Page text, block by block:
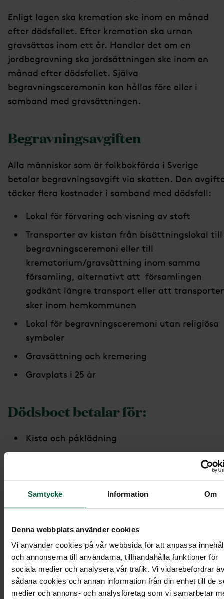
Samtycke Information Om
Denna webbplats använder cookies
Vi använder cookies på vår webbsida för att anpassa
och annonserna till användarna, tillhandahålla funktioner för
sociala medier och analysera vår trafik. Vi vidarebefordrar
sådana cookies och annan information från din enhet till de
medier och annons- och analysföretag som vi samarbetar
Enligt lagen ska kremation ske inom en månad
efter dödsfallet. Efter kremation ska urnan
gravsättas inom ett år. Handlar det om en
jordbegravning ska jordsättningen ske inom en
månad efter dödsfallet. Själva
begravningsceremonin kan hållas före eller i
samband med gravsättningen.
Begravningsavgiften
Alla människor som är folkbokförda i Sverige
betalar begravningsavgift via skatten. Den
täcker flera kostnader i samband med dödsfall:
Lokal för förvaring och visning av stoft
Transporter av kistan från bisättningslokal till
begravningsceremoni eller till
krematorium/gravsättning inom samma
församling, alternativt att församlingen
godkänt längre transport eller att
sker inom hemkommunen
Lokal för begravningsceremoni utan religiösa
symboler
Gravsättning och kremering
Gravplats i 25 år
Dödsboet betalar för:
Kista och påklädning
Transport av kistan till bisättningslokal
Begravningsceremoni
Bärare av kista i procession till graven
Minnesstund
Gravsten och skötsel av graven